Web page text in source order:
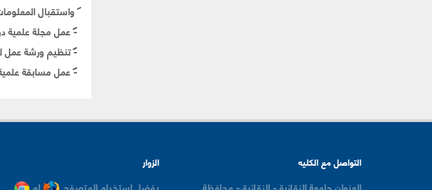
واستقبال
-عمل مجلة علمية
-تنظيم ورشة عمل
-عمل مسابقة
الزوار التواصل مع الكليه